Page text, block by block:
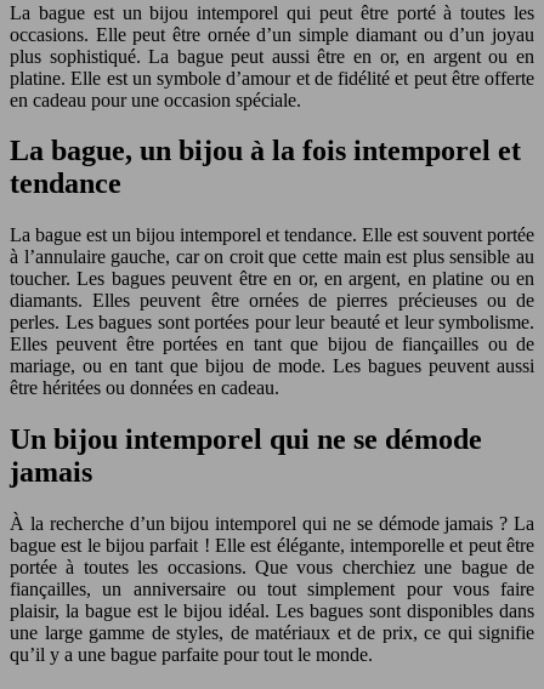
La bague est un bijou intemporel qui peut être porté à toutes les
occasions. Elle peut être ornée d’un simple diamant ou d’un joyau
plus sophistiqué. La bague peut aussi être en or, en argent ou en
platine. Elle est un symbole d’amour et de fidélité et peut être offerte
en cadeau pour une occasion spéciale.
La bague, un bijou à la fois intemporel et
tendance
La bague est un bijou intemporel et tendance. Elle est souvent portée
à l’annulaire gauche, car on croit que cette main est plus sensible au
toucher. Les bagues peuvent être en or, en argent, en platine ou en
diamants. Elles peuvent être ornées de pierres précieuses ou de
perles. Les bagues sont portées pour leur beauté et leur symbolisme.
Elles peuvent être portées en tant que bijou de fiançailles ou de
mariage, ou en tant que bijou de mode. Les bagues peuvent aussi
être héritées ou données en cadeau.
Un bijou intemporel qui ne se démode
jamais
À la recherche d’un bijou intemporel qui ne se démode jamais ? La
bague est le bijou parfait ! Elle est élégante, intemporelle et peut être
portée à toutes les occasions. Que vous cherchiez une bague de
fiançailles, un anniversaire ou tout simplement pour vous faire
plaisir, la bague est le bijou idéal. Les bagues sont disponibles dans
une large gamme de styles, de matériaux et de prix, ce qui signifie
qu’il y a une bague parfaite pour tout le monde.